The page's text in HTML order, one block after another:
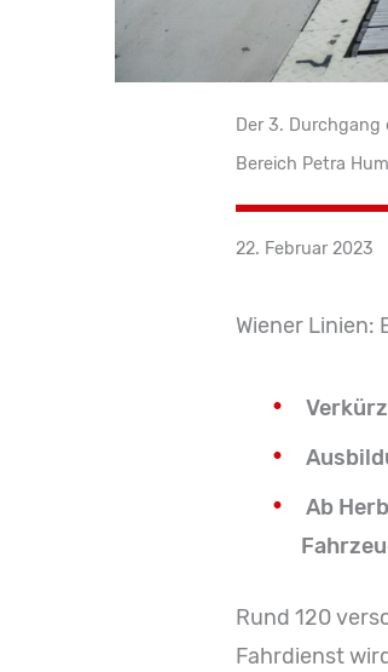
Der 3.
Bereich Petra
22. Februar 2023
Wiener Linien:
Ab
Rund 120
Fahrdienst